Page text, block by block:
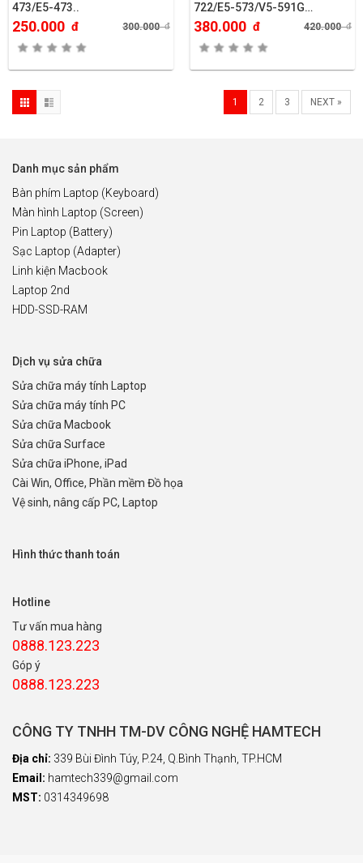
473/E5-473..
250.000 đ 300.000đ
722/E5-573/V5-591G…
380.000 đ 420.000đ
1 2 3 NEXT »
Danh mục sản phẩm
Bàn phím Laptop (Keyboard)
Màn hình Laptop (Screen)
Pin Laptop (Battery)
Sạc Laptop (Adapter)
Linh kiện Macbook
Laptop 2nd
HDD-SSD-RAM
Dịch vụ sửa chữa
Sửa chữa máy tính Laptop
Sửa chữa máy tính PC
Sửa chữa Macbook
Sửa chữa Surface
Sửa chữa iPhone, iPad
Cài Win, Office, Phần mềm Đồ họa
Vệ sinh, nâng cấp PC, Laptop
Hình thức thanh toán
Hotline
Tư vấn mua hàng
0888.123.223
Góp ý
0888.123.223
CÔNG TY TNHH TM-DV CÔNG NGHỆ HAMTECH
Địa chỉ: 339 Bùi Đình Túy, P.24, Q.Bình Thạnh, TP.HCM
Email: hamtech339@gmail.com
MST: 0314349698